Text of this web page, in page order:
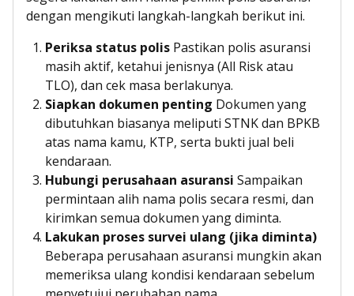
dengan mengikuti langkah-langkah berikut ini.
Periksa status polis Pastikan polis asuransi
masih aktif, ketahui jenisnya (All Risk atau
TLO), dan cek masa berlakunya.
Siapkan dokumen penting Dokumen yang
dibutuhkan biasanya meliputi STNK dan BPKB
atas nama kamu, KTP, serta bukti jual beli
kendaraan.
Hubungi perusahaan asuransi Sampaikan
permintaan alih nama polis secara resmi, dan
kirimkan semua dokumen yang diminta.
Lakukan proses survei ulang (jika diminta)
Beberapa perusahaan asuransi mungkin akan
memeriksa ulang kondisi kendaraan sebelum